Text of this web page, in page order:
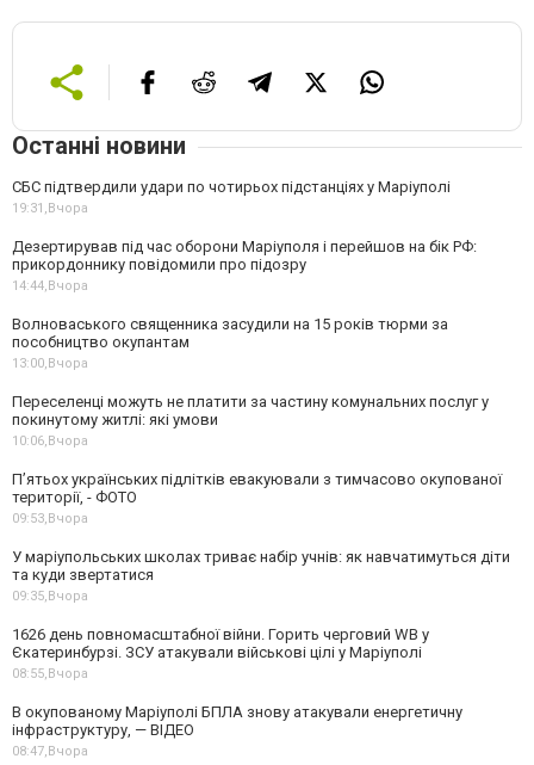
Останні новини
СБС підтвердили удари по чотирьох підстанціях у Маріуполі
19:31,Вчора
Дезертирував під час оборони Маріуполя і перейшов на бік РФ:
прикордоннику повідомили про підозру
14:44,Вчора
Волноваського священника засудили на 15 років тюрми за
пособництво окупантам
13:00,Вчора
Переселенці можуть не платити за частину комунальних послуг у
покинутому житлі: які умови
10:06,Вчора
П’ятьох українських підлітків евакуювали з тимчасово окупованої
території, - ФОТО
09:53,Вчора
У маріупольських школах триває набір учнів: як навчатимуться діти
та куди звертатися
09:35,Вчора
1626 день повномасштабної війни. Горить черговий WB у
Єкатеринбурзі. ЗСУ атакували військові цілі у Маріуполі
08:55,Вчора
В окупованому Маріуполі БПЛА знову атакували енергетичну
інфраструктуру, — ВІДЕО
08:47,Вчора